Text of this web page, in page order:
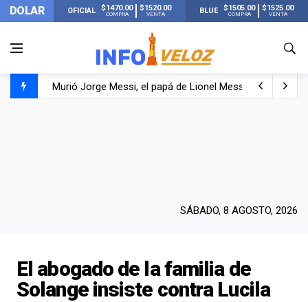
DOLAR OFICIAL $1470.00
COMPRA
$1520.00
VENTA BLUE $1505.00
COMPRA
$1525.00
VENTA
Murió Jorge Messi, el papá de Lionel Messi
SÁBADO, 8 AGOSTO, 2026
El abogado de la familia de
Solange insiste contra Lucila